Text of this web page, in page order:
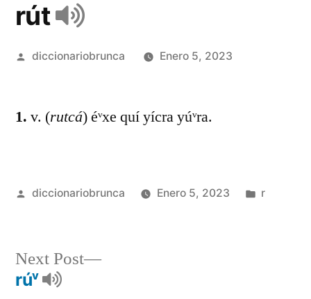
rút
diccionariobrunca Enero 5, 2023
1. v. (rutcá) éᵛxe quí yícra yúᵛra.
diccionariobrunca Enero 5, 2023 r
Next Post
rúᵛ